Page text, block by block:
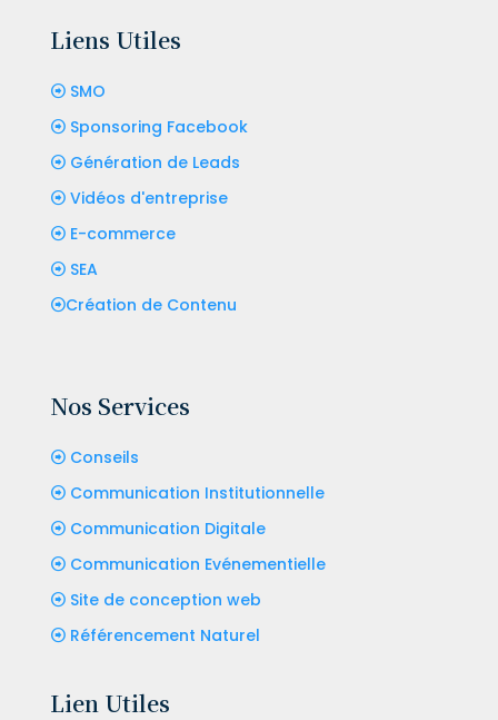
Liens Utiles
SMO
Sponsoring Facebook
Génération de Leads
Vidéos d'entreprise
E-commerce
SEA
Création de Contenu
Nos Services
Conseils
Communication Institutionnelle
Communication Digitale
Communication Evénementielle
Site de conception web
Référencement Naturel
Lien Utiles